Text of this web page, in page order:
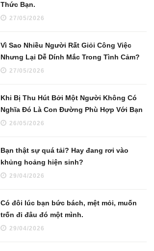
Thức Bạn.
27/05/2026
Vì Sao Nhiều Người Rất Giỏi Công Việc
Nhưng Lại Dễ Dính Mắc Trong Tình Cảm?
27/05/2026
Khi Bị Thu Hút Bởi Một Người Không Có
Nghĩa Đó Là Con Đường Phù Hợp Với Bạn
26/05/2026
Bạn thật sự quá tải? Hay đang rơi vào
khủng hoảng hiện sinh?
29/04/2026
Có đôi lúc bạn bức bách, mệt mỏi, muốn
trốn đi đâu đó một mình.
29/04/2026